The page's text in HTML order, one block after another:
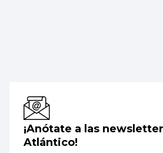
¡Anótate a las
Atlántico!